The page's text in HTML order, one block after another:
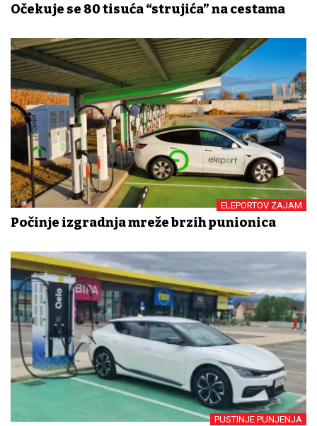
Očekuje se 80 tisuća “strujića” na cestama
ELEPORTOV ZAJAM
Počinje izgradnja mreže brzih punionica
PUSTINJE PUNJENJA